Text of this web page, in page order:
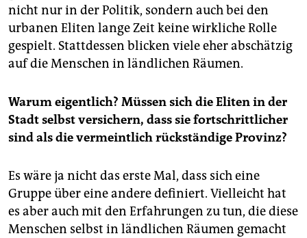
nicht nur in der Politik, sondern auch bei den
urbanen Eliten lange Zeit keine wirkliche Rolle
gespielt. Stattdessen blicken viele eher abschätzig
auf die Menschen in ländlichen Räumen.
Warum eigentlich? Müssen sich die Eliten in der
Stadt selbst versichern, dass sie fortschrittlicher
sind als die vermeintlich rückständige Provinz?
Es wäre ja nicht das erste Mal, dass sich eine
Gruppe über eine andere definiert. Vielleicht hat
es aber auch mit den Erfahrungen zu tun, die diese
Menschen selbst in ländlichen Räumen gemacht